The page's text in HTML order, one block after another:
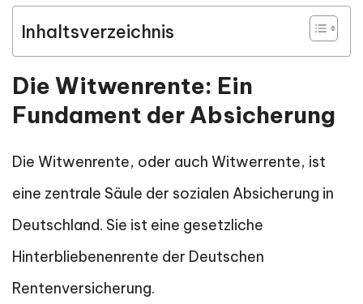
Inhaltsverzeichnis
Die Witwenrente: Ein
Fundament der Absicherung
Die Witwenrente, oder auch Witwerrente, ist
eine zentrale Säule der sozialen Absicherung in
Deutschland. Sie ist eine gesetzliche
Hinterbliebenenrente der Deutschen
Rentenversicherung.